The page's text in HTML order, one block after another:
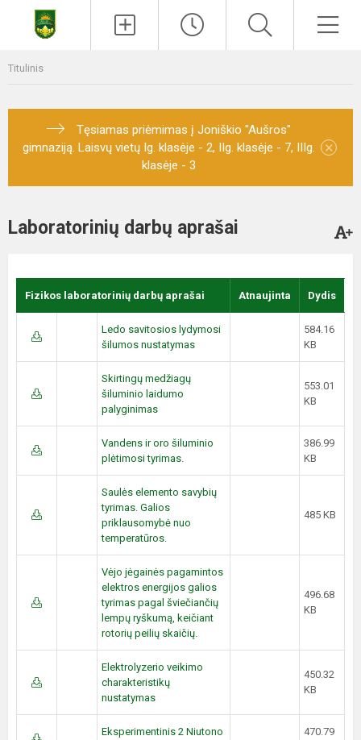
Titulinis
Tęsiamas priėmimas į Joniškio "Aušros"
gimnaziją. Laisvų vietų Ig. klasėje - 2, IIg. klasėje - 7, IIIg.
klasėje - 3
×
Laboratorinių darbų aprašai
Fizikos laboratorinių darbų aprašai Atnaujinta Dydis
Ledo savitosios lydymosi
šilumos nustatymas
584.16
KB
Skirtingų medžiagų
šiluminio laidumo
palyginimas
553.01
KB
Vandens ir oro šiluminio
plėtimosi tyrimas.
386.99
KB
Saulės elemento savybių
tyrimas. Galios
priklausomybė nuo
temperatūros.
485 KB
Vėjo jėgainės pagamintos
elektros energijos galios
tyrimas pagal šviečiančių
lempų ryškumą, keičiant
rotorių peilių skaičių.
496.68
KB
Elektrolyzerio veikimo
charakteristikų
nustatymas
450.32
KB
Eksperimentinis 2 Niutono
470.79